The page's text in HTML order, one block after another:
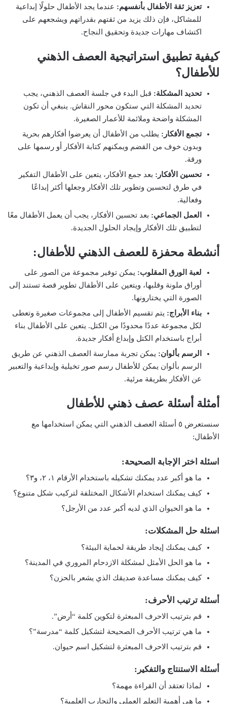
تعزيز ثقة الأطفال بأنفسهم: عندما يجد الأطفال حلولًا إبداعية
للمشاكل، فإن ذلك يزيد من ثقتهم بقدراتهم ويشجعهم على
اكتشاف مهارات جديدة وتحقيق النجاح.
كيفية تطبيق استراتيجية العصف الذهني
للأطفال؟
تحديد المشكلة: قبل البدء في جلسة العصف الذهني، يجب
تحديد المشكلة التي ستكون محور النقاش. ينبغي أن تكون
المشكلة واضحة وملائمة للأعمار الصغيرة.
تجمع الأفكار: يطلب من الأطفال أن يعرضوا أفكارهم بحرية
وبدون خوف من القضم ويمكنهم كتابة الأفكار أو رسمها على
ورقة.
تحسين الأفكار: بعد جمع الأفكار، يتعين على الأطفال التفكير
في طرق لتحسين وتطوير تلك الأفكار وجعلها أكثر إبداعًا
وفعالية.
العمل الجماعي: بعد تحسين الأفكار، يجب أن يعمل الأطفال معًا
لتطبيق تلك الأفكار وإيجاد الحلول الجديدة.
أنشطة محفزة للعصف الذهني للأطفال:
لعبة الورق المقلوب: يمكن توفير مجموعة من الصور على
أوراق ملونة وقلبها، ويتعين على الأطفال تطوير قصة تستند إلى
الصورة التي يختارونها.
بناء الأبراج: يتم تقسيم الأطفال إلى مجموعات صغيرة وتعطى
لكل مجموعة عددًا محدودًا من الكتل. يتعين على الأطفال بناء
أبراج باستخدام الكتل وإبداع أفكار جديدة.
الرسم بألوان: يمكن تجربة ممارسة العصف الذهني عن طريق
الرسم بألوان يمكن للأطفال رسم صور تخيلية وإبداعية والتعبير
عن الأفكار بطريقة مرئية.
أمثلة أسئلة عصف ذهني للأطفال
سنستعرض ٥ أسئلة العصف الذهني التي يمكن استخدامها مع
الأطفال:
اسئلة اختر الإجابة الصحيحة:
ما هو أكبر عدد يمكنك تشكيله باستخدام الأرقام ١، ٢، و٣؟
كيف يمكنك استخدام الأشكال المختلفة لتركيب شكل متنوع؟
ما هو الحيوان الذي لديه أكبر عدد من الأرجل؟
اسئلة حل المشكلات:
كيف يمكنك إيجاد طريقة لحماية البيئة؟
ما هو الحل الأمثل لمشكلة الازدحام المروري في المدينة؟
كيف يمكنك مساعدة صديقك الذي يشعر بالحزن؟
أسئلة ترتيب الأحرف:
قم بترتيب الاحرف المبعثرة لتكوين كلمة “أرض”.
ما هي ترتيب الأحرف الصحيحة لتشكيل كلمة “مدرسة”؟
قم بترتيب الاحرف المبعثرة لتشكيل اسم حيوان.
أسئلة الاستنتاج والتفكير:
لماذا تعتقد أن القراءة مهمة؟
ما هي أهمية التعلم العملي والتجارب العلمية؟